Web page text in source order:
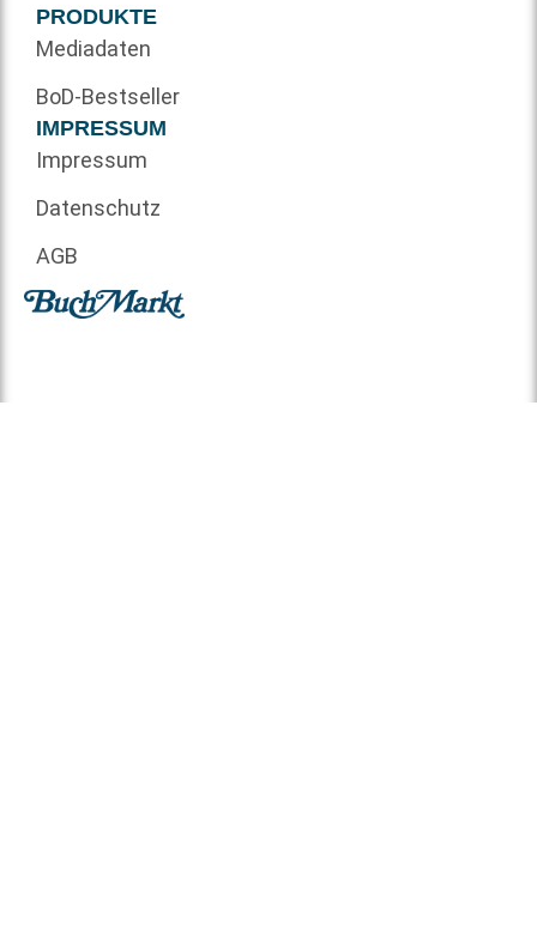
PRODUKTE
Mediadaten
BoD-Bestseller
IMPRESSUM
Impressum
Datenschutz
AGB